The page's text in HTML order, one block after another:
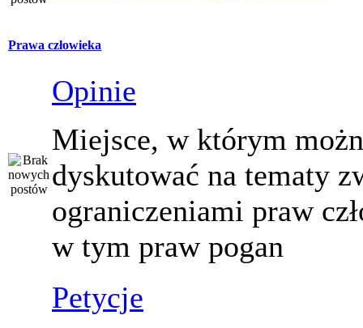
Prawa człowieka
Opinie
Miejsce, w którym
dyskutować na tematy
ograniczeniami praw
w tym praw pogan
Petycje